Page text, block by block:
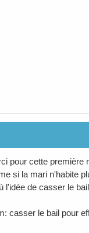
pour cette première
si la mari n'habite
l'idée de casser le
casser le bail pour